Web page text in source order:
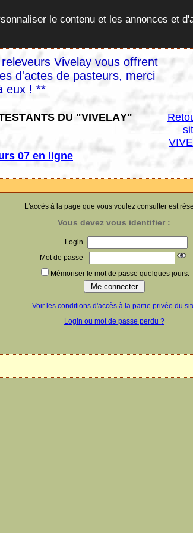
le contenu et les annonces et
Vivelay vous offrent
d'actes de pasteurs, merci
eux ! **
DU "VIVELAY"
07 en ligne
L'accès à la page que vous voulez consulter est
Vous devez vous identifier :
Login
Mot de passe
Mémoriser le mot de passe quelques jours.
Voir les conditions d'accès à la partie privée du
Login ou mot de passe perdu ?